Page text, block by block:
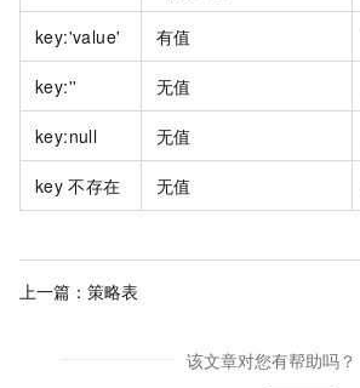
key:'value' 有值
key:'' 无值
key:null 无值
key 不存在 无值
上一篇： 策略表
该文章对您有帮助吗？